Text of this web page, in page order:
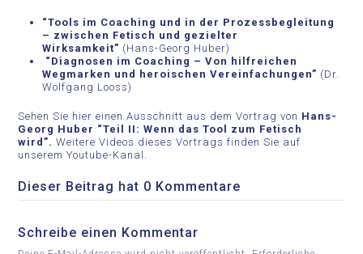
“Tools im Coaching und in der Prozessbegleitung
– zwischen Fetisch und gezielter
Wirksamkeit” (Hans-Georg Huber)
“Diagnosen im Coaching – Von hilfreichen
Wegmarken und heroischen Vereinfachungen” (Dr.
Wolfgang Looss)
Sehen Sie hier einen Ausschnitt aus dem Vortrag von Hans-
Georg Huber “Teil II: Wenn das Tool zum Fetisch
wird”.Weitere Videos dieses Vortrags finden Sie auf
unseremYoutube-Kanal
Dieser Beitrag hat 0 Kommentare
Schreibe einen Kommentar